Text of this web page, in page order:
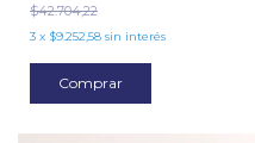
$42.704,22
3 x $9.252,58 sin interés
Comprar